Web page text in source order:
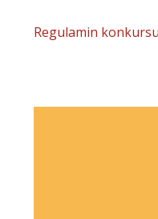
Regulamin